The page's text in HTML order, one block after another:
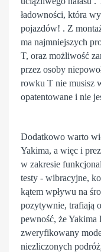
ładowności, która
pojazdów! . Z
ma najmniejszych
T, oraz możliwość
przez osoby
rowku T nie musisz
opatentowane i nie
Dodatkowo warto
Yakima, a więc i
w zakresie
testy - wibracyjne,
kątem wpływu na
pozytywnie, trafiają
pewność, że Yakima
zweryfikowany
niezliczonych